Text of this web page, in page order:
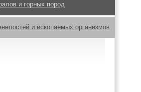
и горных пород
и ископаемых организмов